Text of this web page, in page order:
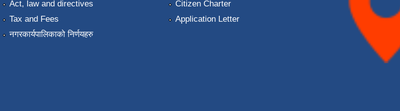
Act, law and directives
Tax and Fees
नगरकार्यपालिकाको निर्णयहरु
Citizen Charter
Application Letter